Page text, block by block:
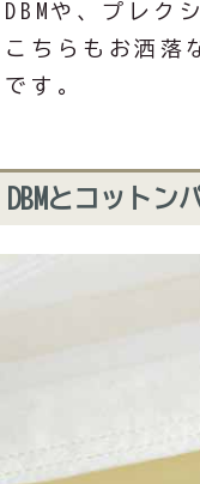
DBMや、プレク
こちらもお洒落
です。
DBMとコット